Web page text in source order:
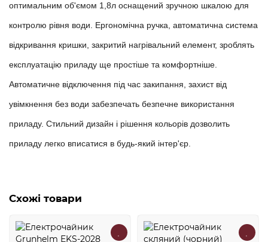
оптимальним об'ємом 1,8л оснащений зручною шкалою для
контролю рівня води. Ергономічна ручка, автоматична система
відкривання кришки, закритий нагрівальний елемент, зроблять
експлуатацію приладу ще простіше та комфортніше.
Автоматичне відключення під час закипання, захист від
увімкнення без води забезпечать безпечне використання
приладу. Стильний дизайн і рішення кольорів дозволить
приладу легко вписатися в будь-який інтер'єр.
Схожі товари